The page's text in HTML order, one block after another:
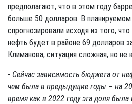
предполагают, что в этом году
больше 50 долларов. В
спрогнозировали исходя из того,
нефть будет в районе 69 долларов
Климанова, ситуация сложная, но не
- Сейчас зависимость бюджета от
чем была в предыдущие годы – на
время как в 2022 году эта доля